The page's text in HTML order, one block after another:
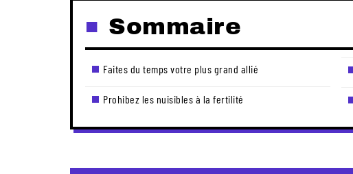
Sommaire
Faites du temps votre plus grand allié
Prohibez les nuisibles à la fertilité